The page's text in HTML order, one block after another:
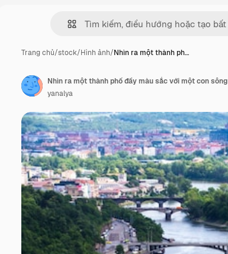
Trang chủ/stock/Hình ảnh/Nhìn ra một thành ph…
Nhìn ra một thành phố đầy màu sắc với một con sông
yanalya